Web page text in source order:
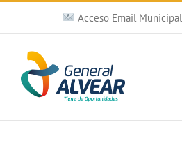
Saltar
contenido
Acceso Email Municipal